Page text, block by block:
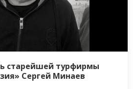
старейшей турфирмы
Сергей Минаев